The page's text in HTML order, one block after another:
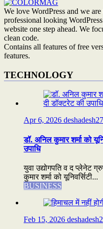
We love WordPress and we
professional looking
website one step ahead. We
clean code.
Contains all features of free
features.
TECHNOLOGY
Apr 6, 2026 deshadesh27
डॉ. अनिल कुमार शर्मा को
उपाधि
युवा उद्योगपति व द प्लेनेट
कुमार शर्मा को यूनिवर्सिटी...
BUSINESS
Feb 15, 2026